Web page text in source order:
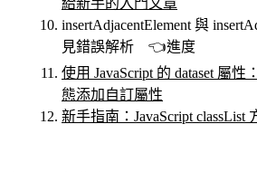
insertAdjacentElement 與
見錯誤解析 👈進度
使用 JavaScript 的 dataset 屬
態添加自訂屬性
新手指南：JavaScript classList